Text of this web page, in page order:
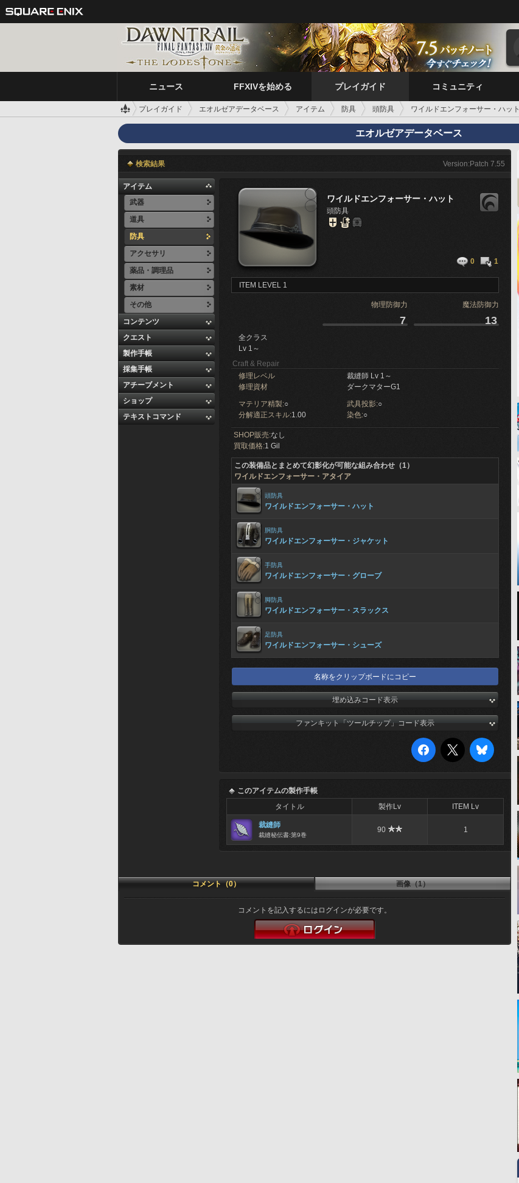
ニュース FFXIVを始める プレイガイド コミュニティ
プレイガイド エオルゼアデータベース アイテム 防具 頭防具 ワイルドエンフォーサー・ハット
エオルゼアデータベース
検索結果 Version:Patch 7.55
アイテム
武器
道具
防具
アクセサリ
薬品・調理品
素材
その他
コンテンツ
クエスト
製作手帳
採集手帳
アチーブメント
ショップ
テキストコマンド
ワイルドエンフォーサー・ハット
頭防具
0 1
ITEM LEVEL 1
物理防御力 魔法防御力
7 13
全クラス
Lv 1～
Craft & Repair
修理レベル
裁縫師 Lv 1～
修理資材
ダークマターG1
マテリア精製:○ 武具投影:○
分解適正スキル:1.00 染色:○
SHOP販売:なし
買取価格:1 Gil
この装備品とまとめて幻影化が可能な組み合わせ（1）
ワイルドエンフォーサー・アタイア
頭防具
ワイルドエンフォーサー・ハット
胴防具
ワイルドエンフォーサー・ジャケット
手防具
ワイルドエンフォーサー・グローブ
脚防具
ワイルドエンフォーサー・スラックス
足防具
ワイルドエンフォーサー・シューズ
名称をクリップボードにコピー
埋め込みコード表示
ファンキット「ツールチップ」コード表示
このアイテムの製作手帳
タイトル
製作Lv ITEM Lv
裁縫師
裁縫秘伝書:第9巻
90 1
コメント（0） 画像（1）
コメントを記入するにはログインが必要です。